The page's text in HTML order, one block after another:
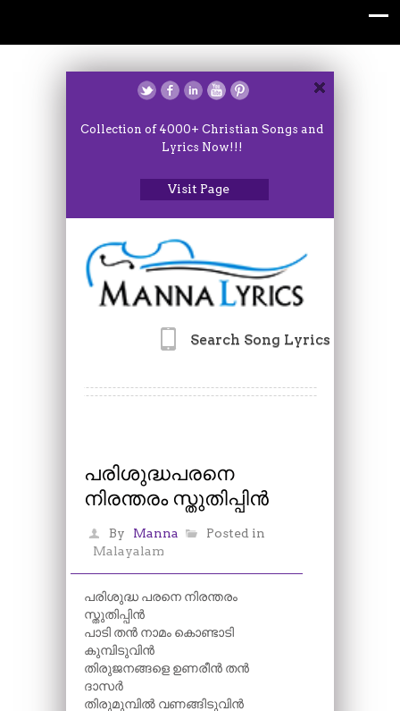
Collection of 4000+ Christian Songs and
Lyrics Now!!!
Visit Page
Search Song Lyrics
പരിശുദ്ധപരനെ
നിരന്തരം സ്തുതിപ്പിൻ
By Manna
Posted in
Malayalam
പരിശുദ്ധ പരനെ നിരന്തരം
സ്തുതിപ്പിൻ
പാടി തൻ നാമം കൊണ്ടാടി
കുമ്പിടുവിൻ
തിരുജനങ്ങളെ ഉണരീൻ തൻ
ദാസർ
തിരുമുമ്പിൽ വണങ്ങിടുവിൻ